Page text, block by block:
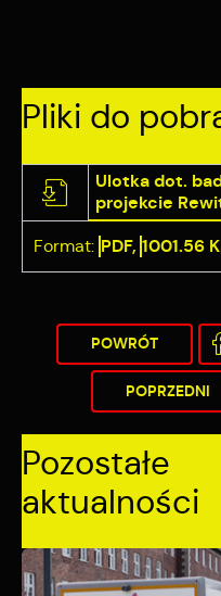
Pliki do
Ulotka dot.
projekcie
Format: PDF, 1001.56
POWRÓT
POPRZEDNI
Pozostałe
aktualności